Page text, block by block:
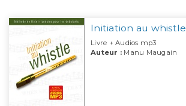
Initiation au whistle
Livre + Audios mp3
Auteur : Manu Maugain